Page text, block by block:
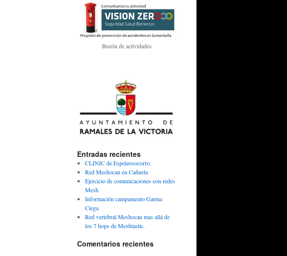
Buzón de actividades
Entradas recientes
CLINIC de Espeleosocorro.
Red Meshocan en Cañuela
Ejercicio de comunicaciones con redes
Mesh
Información campamento Garma
Ciega
Red vertebral Meshocan mas allá de
los 7 hops de Meshtastic.
Comentarios recientes